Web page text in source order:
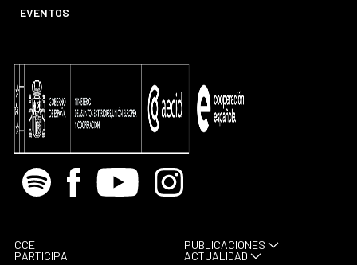
EVENTOS
Spotify Facebook
Youtube Instagram
CCE
PARTICIPA
PUBLICACIONES
ACTUALIDAD